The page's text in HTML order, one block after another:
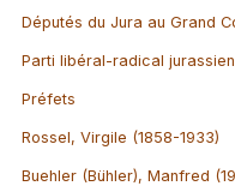
Députés du Jura au Grand
Parti libéral-radical jurassien
Préfets
Rossel, Virgile (1858-1933)
Buehler (Bühler), Manfred